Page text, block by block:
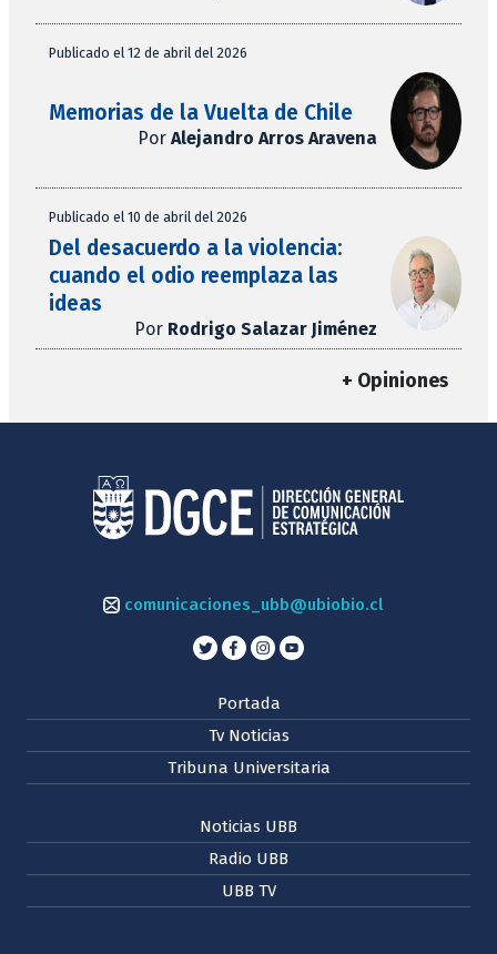
Publicado el 12 de abril del 2026
Memorias de la Vuelta de Chile
Por Alejandro Arros Aravena
Publicado el 10 de abril del 2026
Del desacuerdo a la violencia:
cuando el odio reemplaza las
ideas
Por Rodrigo Salazar Jiménez
+ Opiniones
comunicaciones_ubb@ubiobio.cl
Portada
Tv Noticias
Tribuna Universitaria
Noticias UBB
Radio UBB
UBB TV